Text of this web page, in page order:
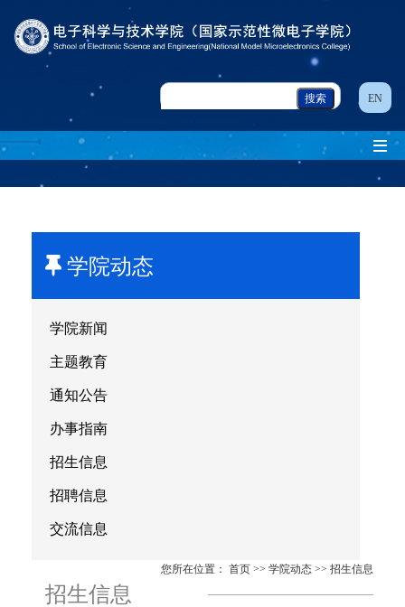
EN
学院动态
学院新闻
主题教育
通知公告
办事指南
招生信息
招聘信息
交流信息
您所在位置： 首页 >> 学院动态 >> 招生信息
招生信息